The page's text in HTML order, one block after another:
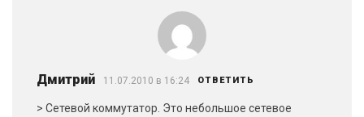
Дмитрий 11.07.2010 в 16:24 ОТВЕТИТЬ
> Сетевой коммутатор. Это небольшое сетевое